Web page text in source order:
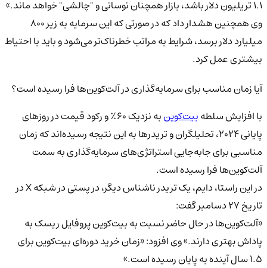
۱.۱ تریلیون دلار باشد، بازار همچنان نوسانی و "چالشی" خواهد ماند.»
وی همچنین هشدار داد که در صورتی که این سرمایه به زیر ۸۰۰
میلیارد دلار برسد، شرایط به مراتب خطرناک‌تر می‌شود و باید با احتیاط
بیشتری عمل کرد.
آیا زمان مناسب برای سرمایه‌گذاری در آلت‌کوین‌ها فرا رسیده است؟
با افزایش سلطهبیت‌کوین
به نزدیک ۶۰٪ و رکود قیمت در روزهای
پایانی ۲۰۲۴، تحلیلگران و تریدرها به این نتیجه رسیده‌اند که زمان
مناسبی برای جابه‌جایی استراتژی‌های سرمایه‌گذاری به سمت
آلت‌کوین‌ها فرا رسیده است.
در این راستا، دایم، یک تریدر ناشناس دیگر، در پستی در شبکه X در
تاریخ ۲۷ دسامبر گفت:
«آلت‌کوین‌ها در حال حاضر نسبت به بیت‌کوین پروفایل ریسک به
پاداش بهتری دارند.» وی افزود: «زمان خرید دوره‌ای بیت‌کوین برای
۱.۵ سال آینده به پایان رسیده است.»